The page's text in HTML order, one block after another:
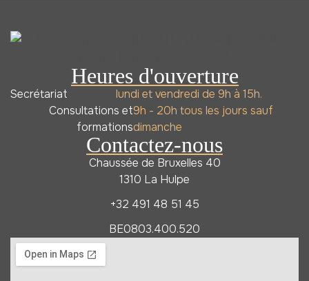
Contactez-nous
Chaussée de Bruxelles 40
1310 La Hulpe
+32 491 48 51 45
BE0803.400.520
Heures d'ouverture
Secrétariat
lundi et vendredi de 9h à 15h.
Consultations et
formations
9h - 20h tous les jours sauf
dimanche